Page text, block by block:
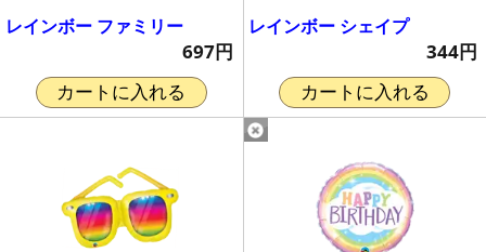
レインボー ファミリー
697円
カートに入れる
レインボー シェイプ
344円
カートに入れる